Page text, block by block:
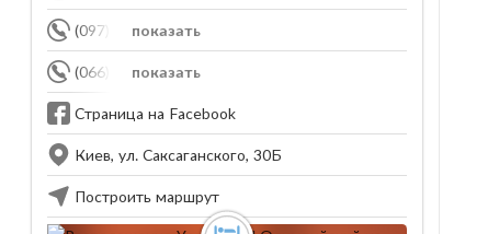
показать
(097) 455-86-46
показать
(066) 406-74-09
Страница на Facebook
Киев, ул. Саксаганского, 30Б
Построить маршрут